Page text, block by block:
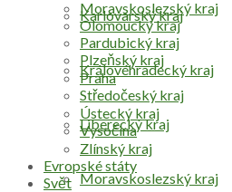
Karlovarský kraj
Královéhradecký kraj
Liberecký kraj
Moravskoslezský kraj
Moravskoslezský kraj
Olomoucký kraj
Pardubický kraj
Plzeňský kraj
Praha
Středočeský kraj
Ústecký kraj
Vysočina
Zlínský kraj
Evropské státy
Svět